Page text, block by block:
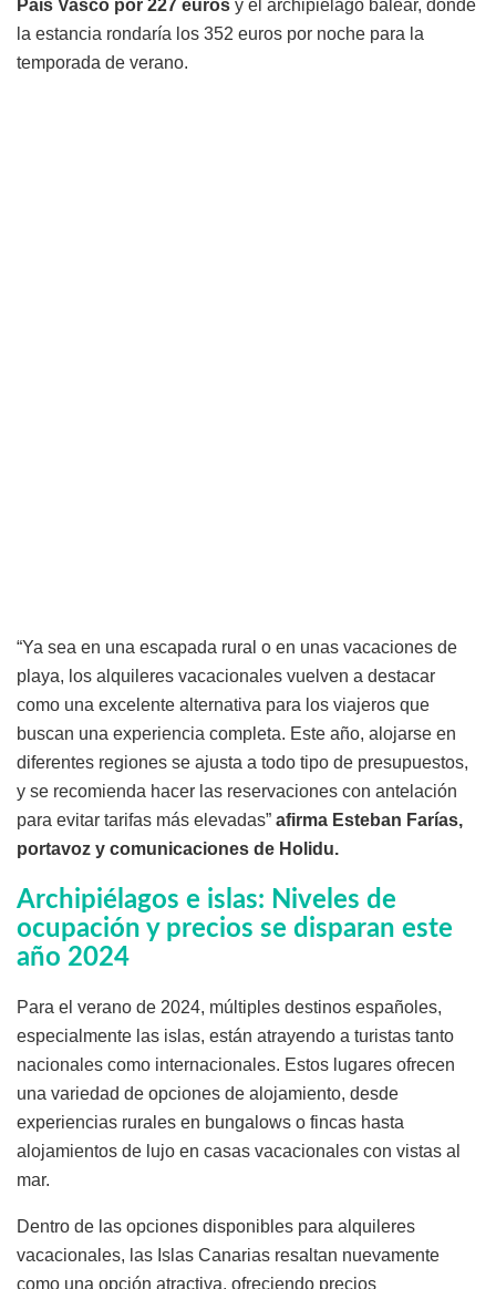
País Vasco por 227 euros y el archipiélago balear, donde
la estancia rondaría los 352 euros por noche para la
temporada de verano.
“Ya sea en una escapada rural o en unas vacaciones de
playa, los alquileres vacacionales vuelven a destacar
como una excelente alternativa para los viajeros que
buscan una experiencia completa. Este año, alojarse en
diferentes regiones se ajusta a todo tipo de presupuestos,
y se recomienda hacer las reservaciones con antelación
para evitar tarifas más elevadas” afirma Esteban Farías,
portavoz y comunicaciones de Holidu.
Archipiélagos e islas: Niveles de
ocupación y precios se disparan este
año 2024
Para el verano de 2024, múltiples destinos españoles,
especialmente las islas, están atrayendo a turistas tanto
nacionales como internacionales. Estos lugares ofrecen
una variedad de opciones de alojamiento, desde
experiencias rurales en bungalows o fincas hasta
alojamientos de lujo en casas vacacionales con vistas al
mar.
Dentro de las opciones disponibles para alquileres
vacacionales, las Islas Canarias resaltan nuevamente
como una opción atractiva, ofreciendo precios